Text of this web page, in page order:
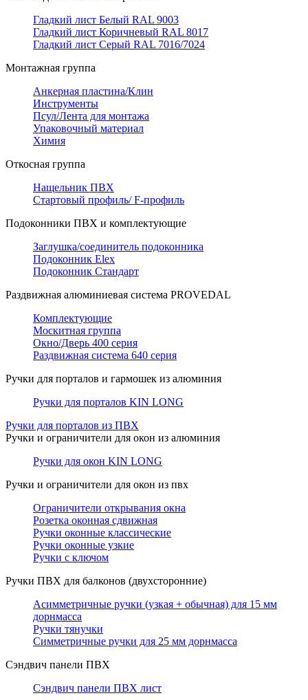
Гладкий лист Белый RAL 9003
Гладкий лист Коричневый RAL 8017
Гладкий лист Серый RAL 7016/7024
Монтажная группа
Анкерная пластина/Клин
Инструменты
Псул/Лента для монтажа
Упаковочный материал
Химия
Откосная группа
Нащельник ПВХ
Стартовый профиль/ F-профиль
Подоконники ПВХ и комплектующие
Заглушка/соединитель подоконника
Подоконник Elex
Подоконник Стандарт
Раздвижная алюминиевая система PROVEDAL
Комплектующие
Москитная группа
Окно/Дверь 400 серия
Раздвижная система 640 серия
Ручки для порталов и гармошек из алюминия
Ручки для порталов KIN LONG
Ручки для порталов из ПВХ
Ручки и ограничители для окон из алюминия
Ручки для окон KIN LONG
Ручки и ограничители для окон из пвх
Ограничители открывания окна
Розетка оконная сдвижная
Ручки оконные классические
Ручки оконные узкие
Ручки с ключом
Ручки ПВХ для балконов (двухсторонние)
Асимметричные ручки (узкая + обычная) для 15 мм
дорнмасса
Ручки тянучки
Симметричные ручки для 25 мм дорнмасса
Сэндвич панели ПВХ
Сэндвич панели ПВХ лист